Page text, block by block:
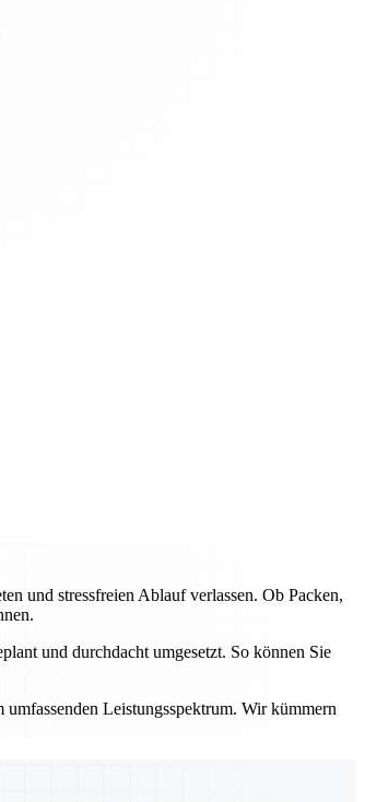
und stressfreien Ablauf verlassen. Ob Packen,
und durchdacht umgesetzt. So können Sie
Leistungsspektrum. Wir kümmern